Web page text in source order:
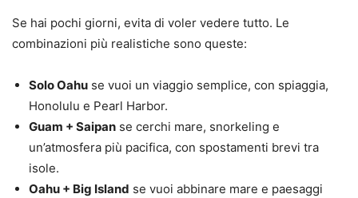
Se hai pochi giorni, evita di voler vedere tutto. Le
combinazioni più realistiche sono queste:
Solo Oahu se vuoi un viaggio semplice, con spiaggia,
Honolulu e Pearl Harbor.
Guam + Saipan se cerchi mare, snorkeling e
un’atmosfera più pacifica, con spostamenti brevi tra
isole.
Oahu + Big Island se vuoi abbinare mare e paesaggi